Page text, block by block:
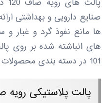
صنایع دارویی و بهداشتی
ها مانع نفوذ گرد و غبار و
های انباشته شده بر روی
101 در دسته بندی محصولات شرکت پارس پالت قرار دارد.
پالت پلاستیکی رویه صاف